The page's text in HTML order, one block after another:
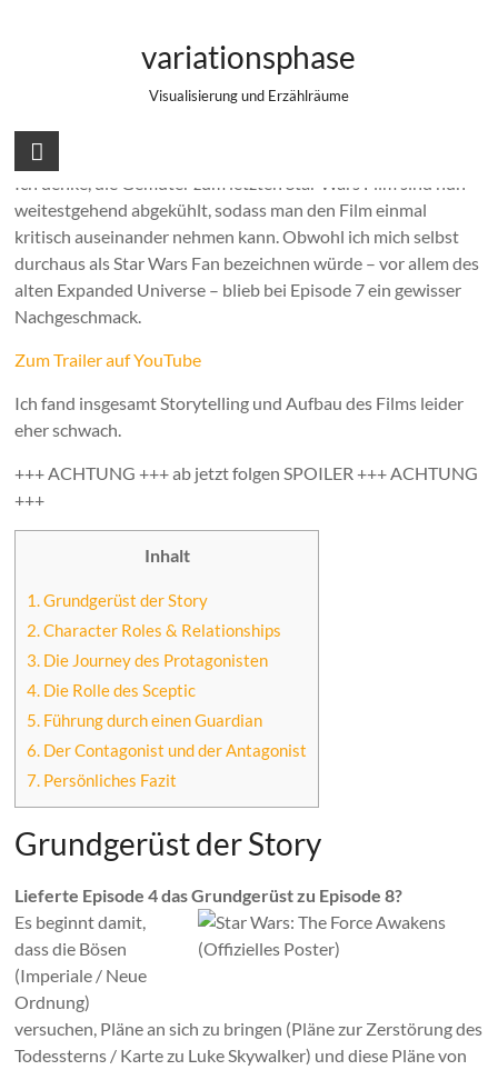
variationsphase
Visualisierung und Erzählräume
Filmanalyse: Star Wars – Das Erwachen
Ich denke, die Gemüter zum letzten Star Wars Film sind nun
weitestgehend abgekühlt, sodass man den Film einmal
kritisch auseinander nehmen kann. Obwohl ich mich selbst
durchaus als Star Wars Fan bezeichnen würde – vor allem des
alten Expanded Universe – blieb bei Episode 7 ein gewisser
Nachgeschmack.
Zum Trailer auf YouTube
Ich fand insgesamt Storytelling und Aufbau des Films leider
eher schwach.
+++ ACHTUNG +++ ab jetzt folgen SPOILER +++ ACHTUNG
+++
Inhalt
1.Grundgerüst der Story
2.Character Roles & Relationships
3. Die Journey des Protagonisten
4. Die Rolle des Sceptic
5. Führung durch einen Guardian
6. Der Contagonist und der Antagonist
7. Persönliches Fazit
Grundgerüst der Story
Lieferte Episode 4 das Grundgerüst zu Episode 8?
Es beginnt damit,
dass die Bösen
(Imperiale / Neue
Ordnung)
versuchen, Pläne an sich zu bringen (Pläne zur Zerstörung des
Todessterns / Karte zu Luke Skywalker) und diese Pläne von